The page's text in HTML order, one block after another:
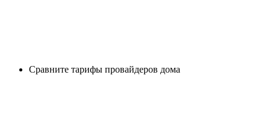
Сравните тарифы провайдеров дома